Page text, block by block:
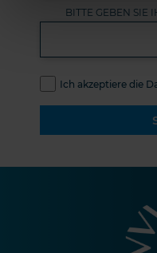
BITTE GEBEN SIE
Ich akzeptiere die